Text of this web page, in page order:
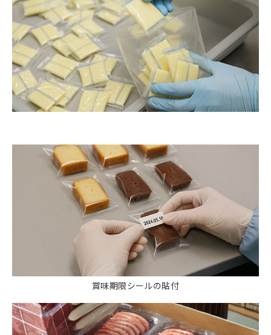
賞味期限シールの貼付